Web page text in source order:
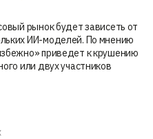
рынок будет зависеть от
ИИ-моделей. По мнению
приведет к крушению
или двух участников